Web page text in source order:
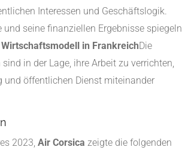
Interessen und Geschäftslogik.
und seine finanziellen Ergebnisse spiegeln
in FrankreichDie
in der Lage, ihre Arbeit zu verrichten,
und öffentlichen Dienst miteinander
2023, Air Corsica zeigte die folgenden